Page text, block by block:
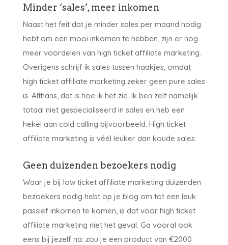
Minder ‘sales’, meer inkomen
Naast het feit dat je minder sales per maand nodig
hebt om een mooi inkomen te hebben, zijn er nog
meer voordelen van high ticket affiliate marketing.
Overigens schrijf ik sales tussen haakjes, omdat
high ticket affiliate marketing zeker geen pure sales
is. Althans, dat is hoe ik het zie. Ik ben zelf namelijk
totaal niet gespecialiseerd in sales en heb een
hekel aan cold calling bijvoorbeeld. High ticket
affiliate marketing is véél leuker dan koude sales.
Geen duizenden bezoekers nodig
Waar je bij low ticket affiliate marketing duizenden
bezoekers nodig hebt op je blog om tot een leuk
passief inkomen te komen, is dat voor high ticket
affiliate marketing niet het geval. Ga vooral ook
eens bij jezelf na: zou je een product van €2000